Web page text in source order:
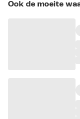
Ook de moeite